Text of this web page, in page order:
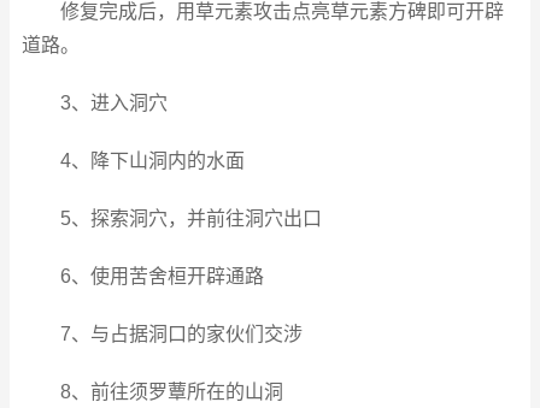
修复完成后，用草元素攻击点亮草元素方碑即可开辟
道路。
3、进入洞穴
4、降下山洞内的水面
5、探索洞穴，并前往洞穴出口
6、使用苦舍桓开辟通路
7、与占据洞口的家伙们交涉
8、前往须罗蕈所在的山洞